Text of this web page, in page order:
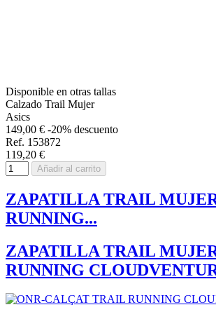
Disponible en otras tallas
Calzado Trail Mujer
Asics
149,00 € -20% descuento
Ref. 153872
119,20 €
Añadir al carrito
ZAPATILLA TRAIL
RUNNING...
ZAPATILLA TRAIL
RUNNING